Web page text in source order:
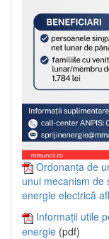
Ordonanța de
unui mecanism de
energie electrică
Informații utile
energie (pdf)